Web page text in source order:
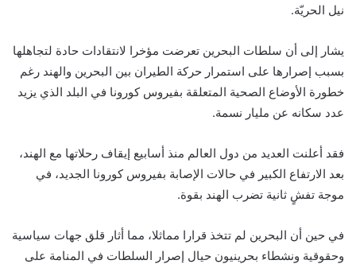
نيل الحريّة.
يشار إلى أن سلطات البحرين تعرضت مؤخرا لانتقادات حادة لتجاهلها
بسبب إصرارها على استمرار حركة الطيران بين البحرين والهند رغم
خطورة الأوضاع الصحية المتعلقة بفيروس كورونا في البلد الذي يزيد
عدد سكانه عن مليار نسمة.
فقد أعلنت العديد من دول العالم منذ أسابيع إيقاف رحلاتها مع الهند،
بعد الارتفاع الكبير في حالات الإصابة بفيروس كورونا الجديد، في
موجة تفشٍ ثانية تضرب الهند بقوة.
في حين أن البحرين لم تتخذ قرارا مماثلا، مما أثار قلق جهات سياسية
وحقوقية ونشطاء بحرينيون حيال إصرار السلطات في المنامة على